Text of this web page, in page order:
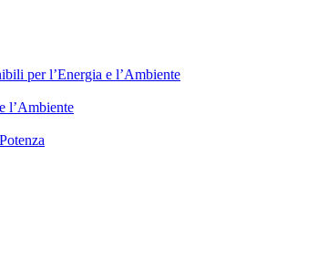
per l’Energia e l’Ambiente
l’Ambiente